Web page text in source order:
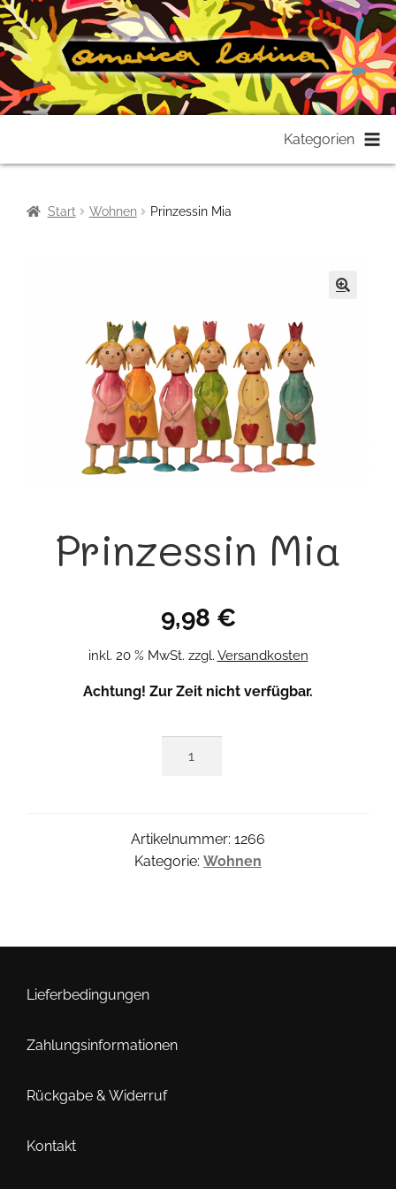
springen
springen
Kategorien
Start Wohnen Prinzessin Mia
Prinzessin Mia
9,98 €
inkl. 20 % MwSt. zzgl. Versandkosten
Achtung! Zur Zeit nicht verfügbar.
Artikelnummer: 1266
Kategorie: Wohnen
Lieferbedingungen
Zahlungsinformationen
Rückgabe & Widerruf
Kontakt